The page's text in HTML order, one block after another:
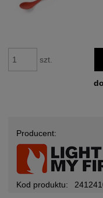
szt.
Producent:
Kod produktu: